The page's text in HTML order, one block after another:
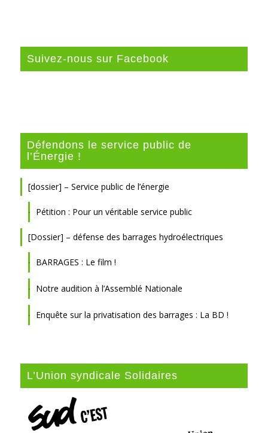
Suivez-nous sur Facebook
Défendons le service public de
l’Énergie !
[dossier] – Service public de l’énergie
Pétition : Pour un véritable service public
[Dossier] – défense des barrages hydroélectriques
BARRAGES : Le film !
Notre audition à l’Assemblé Nationale
Enquête sur la privatisation des barrages : La BD !
L’Union syndicale Solidaires